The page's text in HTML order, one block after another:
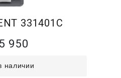
331401C
5 950
наличии